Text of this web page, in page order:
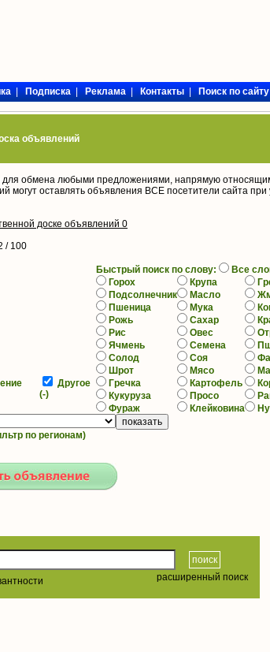
|Подписка|Реклама|Контакты|Поиск по сайту
объявлений
для обмена любыми предложениями, напрямую
могут оставлять объявления ВСЕ посетители сайта при
доске объявлений 0
/ 100
Быстрый поиск по слову:
Все
Горох Крупа
Подсолнечник
Масло
Пшеница
Мука
Рожь
Сахар
Рис
Овес
Ячмень
Семена
Солод
Соя
Шрот
Мясо
Гречка
Картофель
Кукуруза
Просо
Фураж
Клейковина
Другое
(-)
по регионам)
расширенный поиск